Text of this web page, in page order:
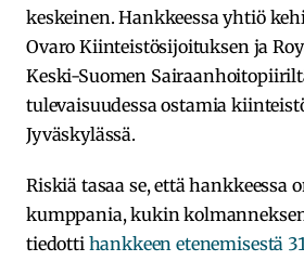
keskeinen. Hankkeessa yhtiö
Ovaro Kiinteistösijoituksen ja
Keski-Suomen
tulevaisuudessa ostamia
Jyväskylässä.
Riskiä tasaa se, että hankkeessa
kumppania, kukin
tiedotti hankkeen etenemisestä